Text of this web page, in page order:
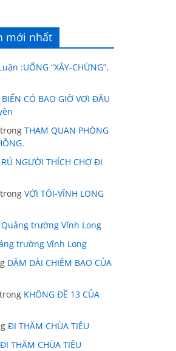
mới nhất
:UỐNG “XÂY-CHỪNG”,
BIỂN CÓ BAO GIỜ VƠI ĐÂU
trong THAM QUAN PHÒNG
RỦ NGƯỜI THÍCH CHỢ ĐI
trong VỚI TÔI-VĨNH LONG
Quảng trường Vĩnh Long
trường Vĩnh Long
DẶM DÀI CHIÊM BAO CỦA
trong KHÔNG ĐỀ 13 CỦA
ĐI THĂM CHÙA TIÊU
ĐI THĂM CHÙA TIÊU